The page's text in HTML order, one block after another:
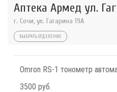
Аптека Армед ул.
г. Сочи, ул. Гагарина 19А
ВЫБРАТЬ ОТДЕЛЕНИЕ
Omron RS-1 тонометр
3500 руб.